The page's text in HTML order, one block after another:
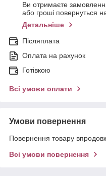
Ви отримаєте
або гроші повернуться
Детальніше
Післяплата
Оплата на рахунок
Готівкою
Всі умови оплати
Умови повернення
Повернення товару
Всі умови повернення